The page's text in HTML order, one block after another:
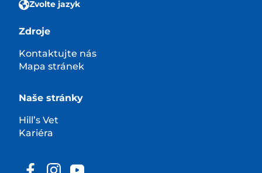
Zvolte jazyk
Zdroje
Kontaktujte nás
Mapa stránek
Naše stránky
Hill’s Vet
Kariéra